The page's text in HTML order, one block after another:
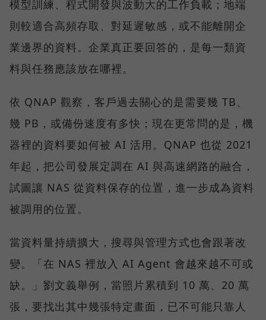
模型訓練、程式開發與波動大的工作負載；地端
則較適合高頻存取、對延遲敏感，或不能離開企
業邊界的資料。企業真正要回答的，是每一類資
料與任務應該放在哪裡。
依 QNAP 觀察，客戶過去關心的是需要幾 TB、
幾 PB，或備份速度有多快；現在更常問的是，機
器裡的資料要如何被 AI 活用。QNAP 也從 2021
年起，把公司發展定調在 AI 與高速網路的融合，
試圖讓 NAS 從資料保存的位置，進一步成為資料
被調用的位置。
當資料量持續擴大，搜尋與管理方式也會跟著改
變。「在 NAS 裡放入 AI Agent 會越來越不可或
缺。」劉文義舉例，當照片累積到 10 萬、20 萬
張，要找出其中幾張特定畫面，已不可能只靠人